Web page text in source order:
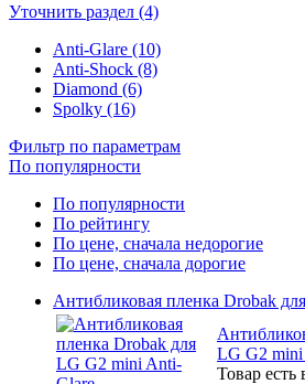
Уточнить раздел (4)
Anti-Glare (10)
Anti-Shock (8)
Diamond (6)
Spolky (16)
Фильтр по параметрам
По популярности
По популярности
По рейтингу
По цене, сначала недорогие
По цене, сначала дорогие
Антибликовая пленка Drobak
LG G2
Товар есть